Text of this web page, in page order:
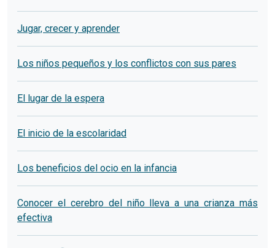
Jugar, crecer y aprender
Los niños pequeños y los conflictos con sus pares
El lugar de la espera
El inicio de la escolaridad
Los beneficios del ocio en la infancia
Conocer el cerebro del niño lleva a una crianza más
efectiva